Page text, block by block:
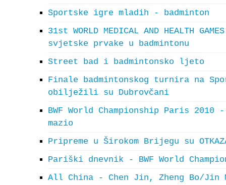
Sportske igre mladih - badminton
31st WORLD MEDICAL AND HEALTH
svjetske prvake u badmintonu
Street bad i badmintonsko ljeto
Finale badmintonskog turnira na
obilježili su Dubrovčani
BWF World Championship Paris
mazio
Pripreme u Širokom Brijegu su
Pariški dnevnik - BWF World
All China - Chen Jin, Zheng Bo/Jin